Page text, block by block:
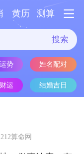
黄历 测算
搜索
势 姓名配对
运 结婚吉日
算命网